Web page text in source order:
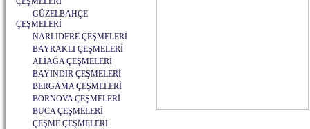
GÜZELBAHÇE
ÇEŞMELERİ
NARLIDERE ÇEŞMELERİ
BAYRAKLI ÇEŞMELERİ
ALİAĞA ÇEŞMELERİ
BAYINDIR ÇEŞMELERİ
BERGAMA ÇEŞMELERİ
BORNOVA ÇEŞMELERİ
BUCA ÇEŞMELERİ
ÇEŞME ÇEŞMELERİ